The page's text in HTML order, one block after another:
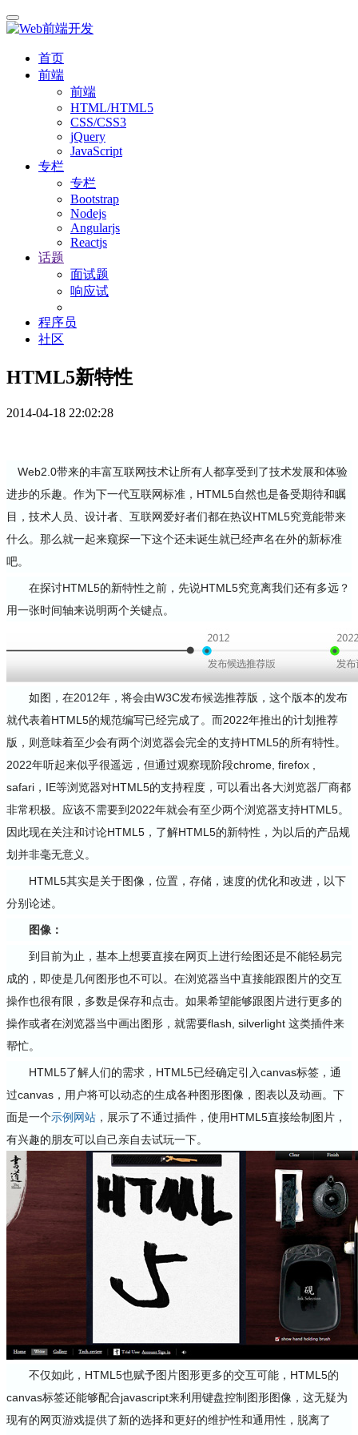
首页
前端
前端
HTML/HTML5
CSS/CSS3
jQuery
JavaScript
专栏
专栏
Bootstrap
Nodejs
Angularjs
Reactjs
话题
面试题
响应试
程序员
社区
HTML5新特性
2014-04-18 22:02:28
Web2.0带来的丰富互联网技术让所有人都享受到了技术发展和体验
进步的乐趣。作为下一代互联网标准，HTML5自然也是备受期待和瞩
目，技术人员、设计者、互联网爱好者们都在热议HTML5究竟能带来
什么。那么就一起来窥探一下这个还未诞生就已经声名在外的新标准
吧。
在探讨HTML5的新特性之前，先说HTML5究竟离我们还有多远？
用一张时间轴来说明两个关键点。
如图，在2012年，将会由W3C发布候选推荐版，这个版本的发布
就代表着HTML5的规范编写已经完成了。而2022年推出的计划推荐
版，则意味着至少会有两个浏览器会完全的支持HTML5的所有特性。
2022年听起来似乎很遥远，但通过观察现阶段chrome, firefox ,
safari，IE等浏览器对HTML5的支持程度，可以看出各大浏览器厂商都
非常积极。应该不需要到2022年就会有至少两个浏览器支持HTML5。
因此现在关注和讨论HTML5，了解HTML5的新特性，为以后的产品规
划并非毫无意义。
HTML5其实是关于图像，位置，存储，速度的优化和改进，以下
分别论述。
图像：
到目前为止，基本上想要直接在网页上进行绘图还是不能轻易完
成的，即使是几何图形也不可以。在浏览器当中直接能跟图片的交互
操作也很有限，多数是保存和点击。如果希望能够跟图片进行更多的
操作或者在浏览器当中画出图形，就需要flash, silverlight 这类插件来
帮忙。
HTML5了解人们的需求，HTML5已经确定引入canvas标签，通
过canvas，用户将可以动态的生成各种图形图像，图表以及动画。下
面是一个示例网站 ，展示了不通过插件，使用HTML5直接绘制图片，
有兴趣的朋友可以自己亲自去试玩一下。
不仅如此，HTML5也赋予图片图形更多的交互可能，HTML5的
canvas标签还能够配合javascript来利用键盘控制图形图像，这无疑为
现有的网页游戏提供了新的选择和更好的维护性和通用性，脱离了